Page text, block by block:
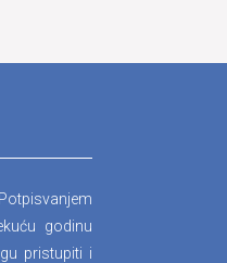
godinu
pristupiti i